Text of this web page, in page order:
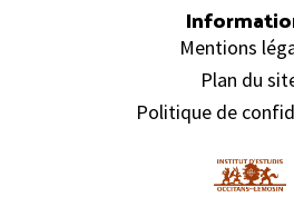
Mentions
Plan du
Politique de